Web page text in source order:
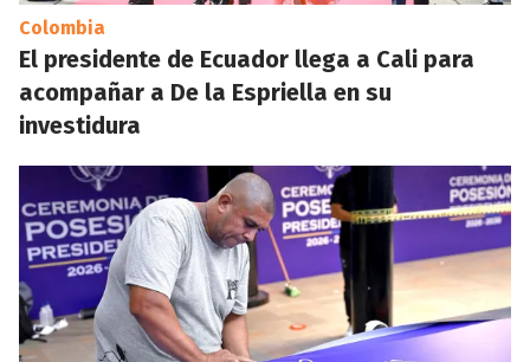
Colombia
El presidente de Ecuador llega a Cali para
acompañar a De la Espriella en su
investidura